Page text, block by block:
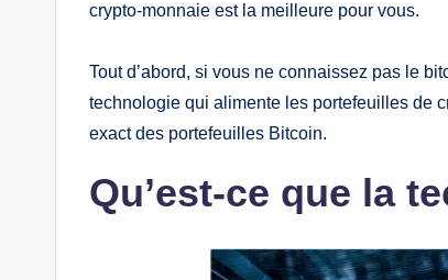
crypto-monnaie est la meilleure pour vous.
Tout d’abord, si vous ne connaissez pas le
technologie qui alimente les portefeuilles de
exact des portefeuilles Bitcoin.
Qu’est-ce que la